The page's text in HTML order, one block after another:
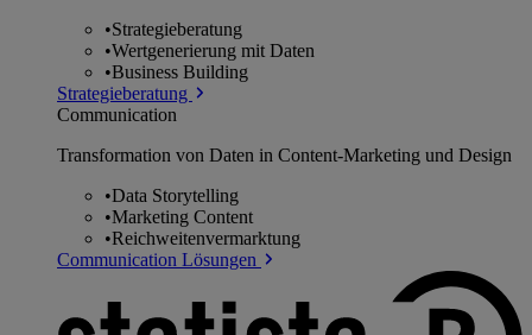
•Strategieberatung
•Wertgenerierung mit Daten
•Business Building
Strategieberatung
Communication
Transformation von Daten in Content-Marketing und Design
•Data Storytelling
•Marketing Content
•Reichweitenvermarktung
Communication Lösungen